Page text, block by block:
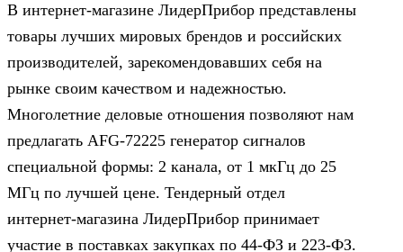
В интернет-магазине ЛидерПрибор представлены
товары лучших мировых брендов и российских
производителей, зарекомендовавших себя на
рынке своим качеством и надежностью.
Многолетние деловые отношения позволяют нам
предлагать AFG-72225 генератор сигналов
специальной формы: 2 канала, от 1 мкГц до 25
МГц по лучшей цене. Тендерный отдел
интернет-магазина ЛидерПрибор принимает
участие в поставках закупках по 44‑ФЗ и 223‑ФЗ.